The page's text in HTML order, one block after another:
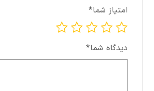
امتیاز شما*
دیدگاه شما*